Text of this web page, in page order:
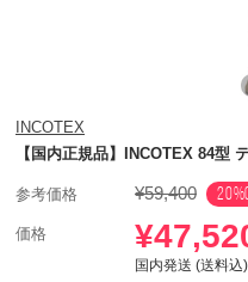
INCOTEX
【国内正規品】INCOTEX 84型
参考価格 ¥59,400
価格
国内発送 (送料込)